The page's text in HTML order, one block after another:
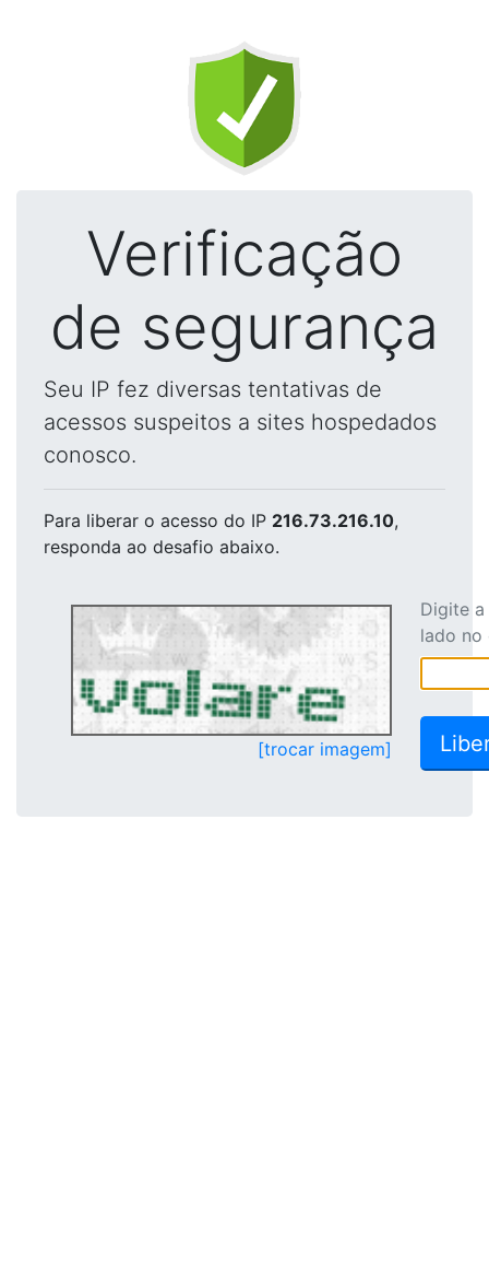
Verificação
de segurança
Seu IP fez diversas tentativas de
acessos suspeitos a sites hospedados
conosco.
Para liberar o acesso do IP 216.73.216.10,
responda ao desafio abaixo.
[trocar imagem]
Digite
lado no